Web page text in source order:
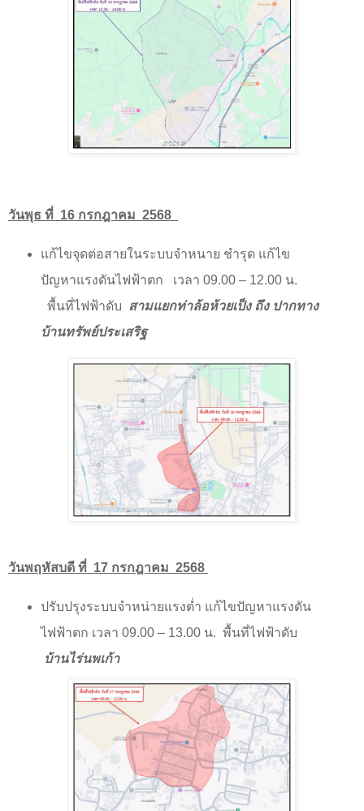
วันพุธ ที่ 16 กรกฎาคม 2568
แก้ไขจุดต่อสายในระบบจำหนาย ชำรุด แก้ไข
ปัญหาแรงดันไฟฟ้าตก
เวลา 09.00– 12.00 น.
พื้นที่ไฟฟ้าดับ
สามแยกท่าล้อห้วยเป็ง ถึง ปากทาง
บ้านทรัพย์ประเสริฐ
วันพฤหัสบดี ที่ 17 กรกฎาคม 2568
ปรับปรุงระบบจำหน่ายแรงต่ำ แก้ไขปัญหาแรงดัน
ไฟฟ้าตก เวลา 09.00 – 13.00น. พื้นที่ไฟฟ้าดับ
บ้านไร่นพเก้า